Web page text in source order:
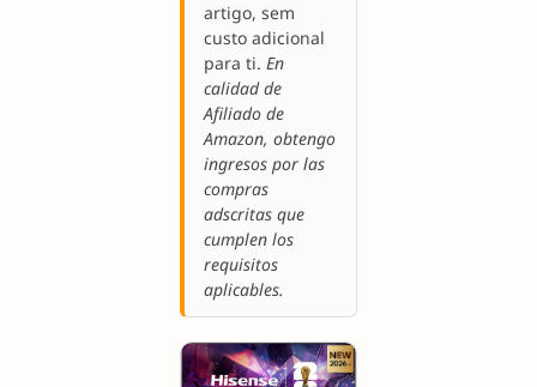
artigo, sem
custo adicional
para ti. En
calidad de
Afiliado de
Amazon, obtengo
ingresos por las
compras
adscritas que
cumplen los
requisitos
aplicables.